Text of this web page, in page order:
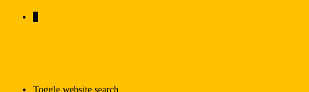
Toggle website search